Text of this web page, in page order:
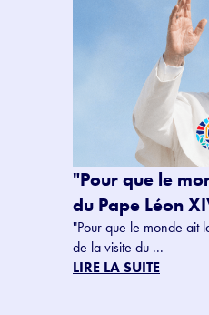
"Pour que le
du Pape Léon
"Pour que le monde ait
de la visite du ...
LIRE LA SUITE